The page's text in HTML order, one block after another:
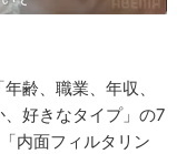
齢、職業、年収、
好きなタイプ」の7
内面フィルタリン